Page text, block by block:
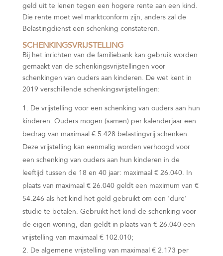
geld uit te lenen tegen een hogere rente aan een kind.
Die rente moet wel marktconform zijn, anders zal de
Belastingdienst een schenking constateren.
SCHENKINGSVRIJSTELLING
Bij het inrichten van de familiebank kan gebruik worden
gemaakt van de schenkingsvrijstellingen voor
schenkingen van ouders aan kinderen. De wet kent in
2019 verschillende schenkingsvrijstellingen:
De vrijstelling voor een schenking van ouders aan hun
kinderen. Ouders mogen (samen) per kalenderjaar een
bedrag van maximaal € 5.428 belastingvrij schenken.
Deze vrijstelling kan eenmalig worden verhoogd voor
een schenking van ouders aan hun kinderen in de
leeftijd tussen de 18 en 40 jaar: maximaal € 26.040. In
plaats van maximaal € 26.040 geldt een maximum van €
54.246 als het kind het geld gebruikt om een ‘dure’
studie te betalen. Gebruikt het kind de schenking voor
de eigen woning, dan geldt in plaats van € 26.040 een
vrijstelling van maximaal € 102.010;
De algemene vrijstelling van maximaal € 2.173 per